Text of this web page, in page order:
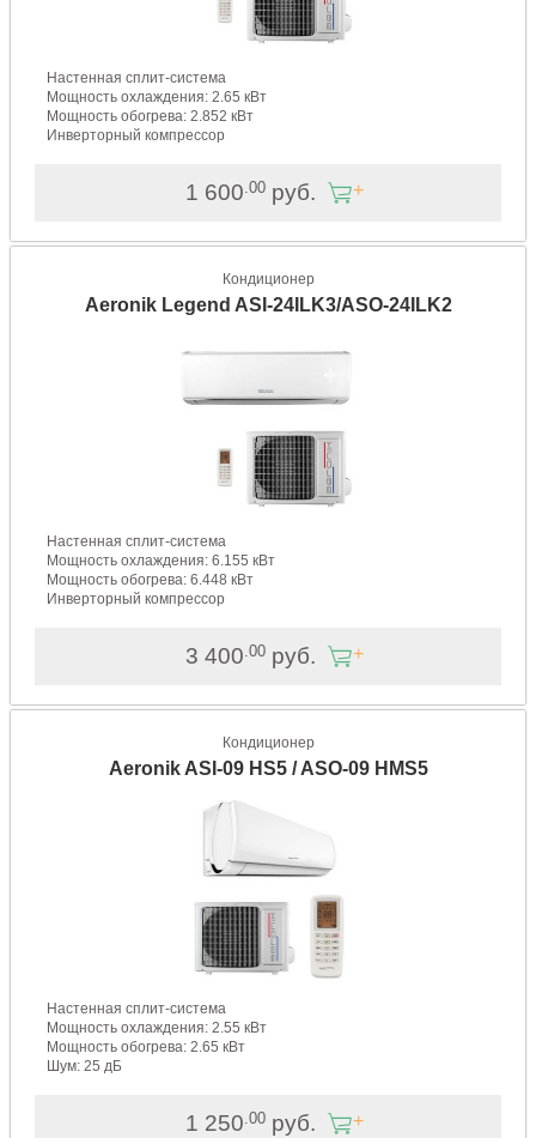
Настенная сплит-система
Мощность охлаждения: 2.65 кВт
Мощность обогрева: 2.852 кВт
Инверторный компрессор
1 600 .00руб.
Кондиционер
Aeronik Legend ASI-24ILK3/ASO-24ILK2
Настенная сплит-система
Мощность охлаждения: 6.155 кВт
Мощность обогрева: 6.448 кВт
Инверторный компрессор
3 400 .00руб.
Кондиционер
Aeronik ASI-09 HS5 / ASO-09 HMS5
Настенная сплит-система
Мощность охлаждения: 2.55 кВт
Мощность обогрева: 2.65 кВт
Шум: 25 дБ
1 250 .00руб.